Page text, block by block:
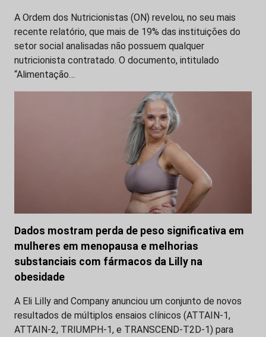
A Ordem dos Nutricionistas (ON) revelou, no seu mais
recente relatório, que mais de 19% das instituições do
setor social analisadas não possuem qualquer
nutricionista contratado. O documento, intitulado
“Alimentação…
Dados mostram perda de peso significativa em
mulheres em menopausa e melhorias
substanciais com fármacos da Lilly na
obesidade
A Eli Lilly and Company anunciou um conjunto de novos
resultados de múltiplos ensaios clínicos (ATTAIN-1,
ATTAIN-2, TRIUMPH-1, e TRANSCEND-T2D-1) para